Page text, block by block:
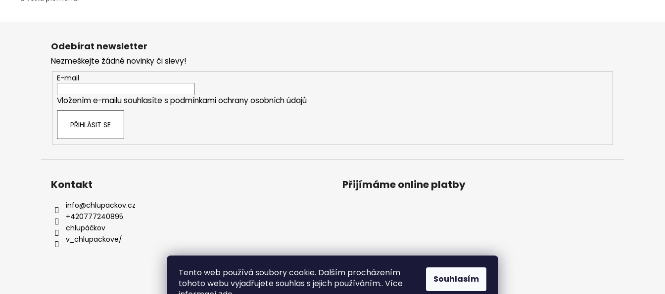
Tento web používá soubory cookie. Dalším procházením
tohoto webu vyjadřujete souhlas s jejich používáním.. Více
Souhlasím
Z
Odebírat newsletter
Nezmeškejte žádné novinky či slevy!
E-mail
Vložením e-mailu souhlasíte s podmínkami ochrany osobních údajů
PŘIHLÁSIT SE
Kontakt
info@chlupackov.cz
+420777240895
chlupáčkov
v_chlupackove/
Přijímáme online platby